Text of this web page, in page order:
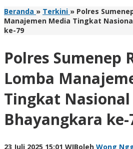
Beranda » Terkini » Polres
Manajemen Media Tingkat
ke-79
Polres Sumenep
Lomba
Tingkat
Bhayangkara ke-
23 Juli 2025 15:01 WIBoleh Wong